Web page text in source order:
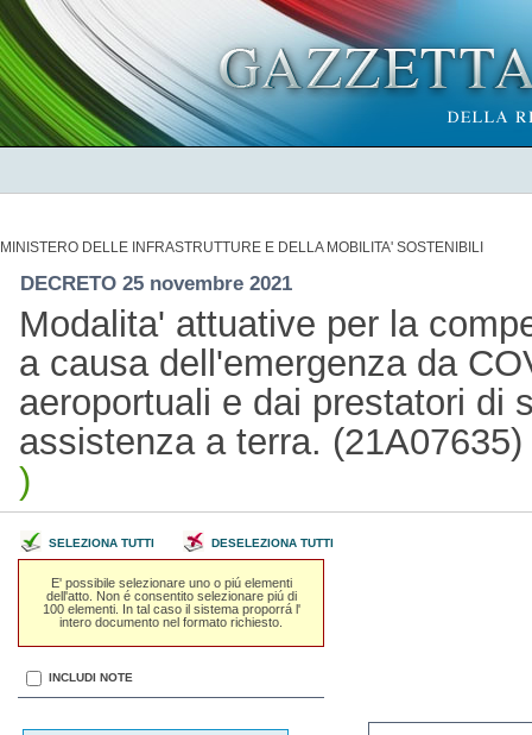
MINISTERO DELLE INFRASTRUTTURE E DELLA MOBILITA' SOSTENIBILI
DECRETO 25 novembre 2021
Modalita' attuative per la
a causa dell'emergenza da
aeroportuali e dai prestatori di
assistenza a terra. (21A07635)
)
SELEZIONA TUTTI DESELEZIONA TUTTI
E' possibile selezionare uno o piú elementi
dell'atto. Non é consentito selezionare piú di
100 elementi. In tal caso il sistema proporrá l'
intero documento nel formato richiesto.
INCLUDI NOTE